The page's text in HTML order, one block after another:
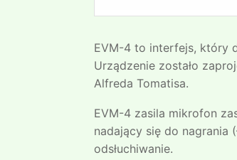
EVM-4 to interfejs, który
Urządzenie zostało
Alfreda Tomatisa.
EVM-4 zasila mikrofon
nadający się do nagrania
odsłuchiwanie.